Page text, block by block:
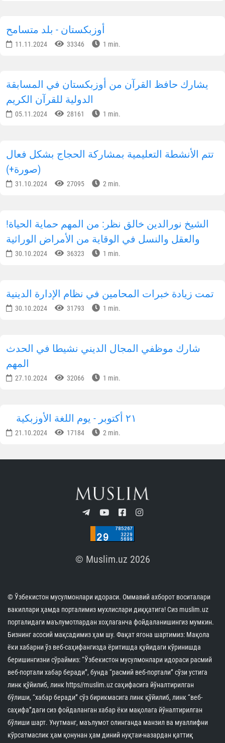
أوزبكستان - بلد متسامح
11.11.2024 33346 1 min.
يشارك حافظ القرآن من أوزبكستان في المسابقة
الدولية للقرآن الكريم
05.11.2024 28161 1 min.
تتم الأنشطة التعليمية بمشاركة الحجاج بشكل فعال
(صورة+)
31.10.2024 27095 2 min.
!الشيخ نورالدين خالق نظر: من المهم حماية الحياة
والعقل والنسل في الوقاية من الأمراض الوراثية
30.10.2024 36323 1 min.
تمت زيادة خبرات المحامين في نظام الإدارة الدينية
30.10.2024 31793 1 min.
شارك موظفي المجال الديني نشيطا في الحدث
المهم
27.10.2024 32066 1 min.
٢١ أكتوبر - يوم اللغة الأوزبكية
21.10.2024 17184 2 min.
© Muslim.uz 2026
© Ўзбекистон мусулмонлари идораси. Оммавий ахборот воситалари
вакиллари ҳамда порталимиз мухлислари диққатига! Сиз muslim.uz
порталидаги маълумотлардан хоҳлаганча фойдаланишингиз мумкин.
Бизнинг асосий мақсадимиз ҳам шу. Фақат ягона шартимиз: Мақола
ёки хабарни ўз веб-саҳифангизда ёритишда қуйидаги кўринишда
беришингизни сўраймиз: “Ўзбекистон мусулмонлари идораси расмий
веб-портали хабар беради”, бунда “расмий веб-портали” сўзи устига
линк қўйилиб, линк https//muslim.uz саҳифасига йўналтирилган
бўлиши, “хабар беради” сўз бирикмасига линк қўйилиб, линк “веб-
саҳифа”даги сиз фойдаланган хабар ёки мақолага йўналтирилган
бўлиши шарт. Унутманг, маълумот олинганда манзил ва муаллифни
кўрсатмаслик ҳам қонунан ҳам диний нуқтаи-назардан қаттиқ